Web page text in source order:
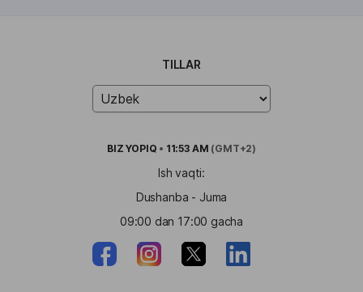
TILLAR
BIZYOPIQ • 11:53 AM (GMT+2)
Ish vaqti:
Dushanba - Juma
09:00 dan 17:00 gacha